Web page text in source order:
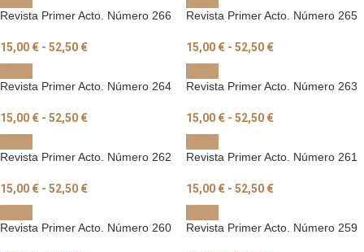
Revista Primer Acto. Número 266
15,00 € - 52,50 €
Revista Primer Acto. Número 265
15,00 € - 52,50 €
Revista Primer Acto. Número 264
15,00 € - 52,50 €
Revista Primer Acto. Número 263
15,00 € - 52,50 €
Revista Primer Acto. Número 262
15,00 € - 52,50 €
Revista Primer Acto. Número 261
15,00 € - 52,50 €
Revista Primer Acto. Número 260 Revista Primer Acto. Número 259